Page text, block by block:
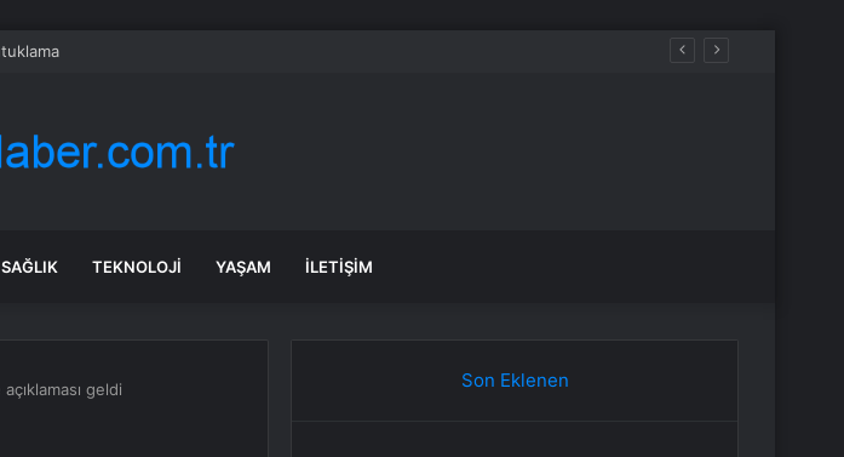
yayınladı
SAĞLIK TEKNOLOJI YAŞAM İLETIŞIM
geldi Son Eklenen